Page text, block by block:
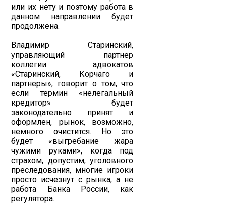
или их нету и поэтому работа в
данном направлении будет
продолжена.
Владимир Старинский,
управляющий партнер
коллегии адвокатов
«Старинский, Корчаго и
партнеры», говорит о том, что
если термин «нелегальный
кредитор» будет
законодательно принят и
оформлен, рынок, возможно,
немного очистится. Но это
будет «выгребание жара
чужими руками», когда под
страхом, допустим, уголовного
преследования, многие игроки
просто исчезнут с рынка, а не
работа Банка России, как
регулятора.